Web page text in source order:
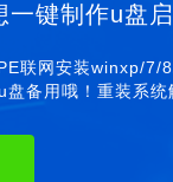
键制作u盘
联网安装winxp/7/
备用哦！重装系统